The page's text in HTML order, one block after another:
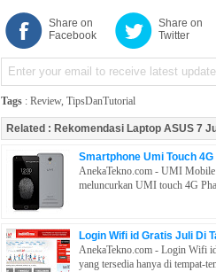
Share on
Facebook
Share on
Twitter
Tags : Review, TipsDanTutorial
Related : Rekomendasi Laptop ASUS 7
Smartphone Umi Touch
AnekaTekno.com - UMI Mobile
meluncurkan UMI touch 4G
Login Wifi id Gratis Juli Di
AnekaTekno.com - Login Wifi
yang tersedia hanya di tempat-